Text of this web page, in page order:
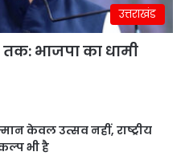
उत्तराखंड
भाजपा का धामी
केवल उत्सव नहीं, राष्ट्रीय
भी है